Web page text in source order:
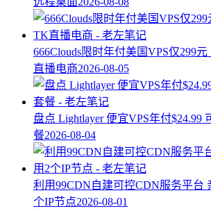
666Clouds限时年付美国VPS仅299
直播电商2026-08-05
盘点 Lightlayer 便宜VPS年付$24.99
餐2026-08-04
利用99CDN自建可控CDN服务平台
个IP节点2026-08-01